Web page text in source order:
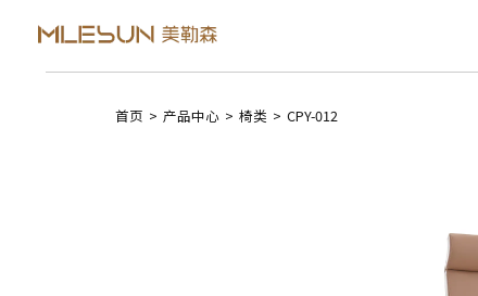
首页 > 产品中心 > 椅类 > CPY-012